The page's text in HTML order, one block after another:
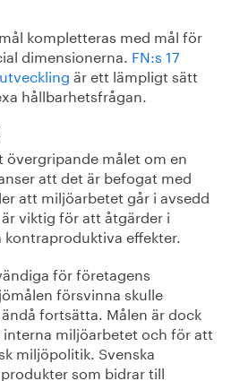
kompletteras med mål för
dimensionerna. FN:s 17
är ett lämpligt sätt
hållbarhetsfrågan.
övergripande målet om en
att det är befogat med
att miljöarbetet går i avsedd
viktig för att åtgärder i
effekter.
för företagens
försvinna skulle
fortsätta. Målen är dock
miljöarbetet och för att
miljöpolitik. Svenska
som bidrar till